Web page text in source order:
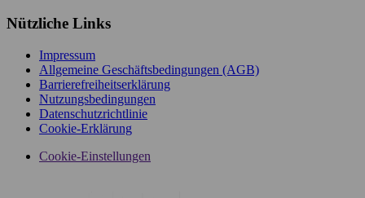
Nützliche Links
Impressum
Allgemeine Geschäftsbedingungen (AGB)
Barrierefreiheitserklärung
Nutzungsbedingungen
Datenschutzrichtlinie
Cookie-Erklärung
Cookie-Einstellungen